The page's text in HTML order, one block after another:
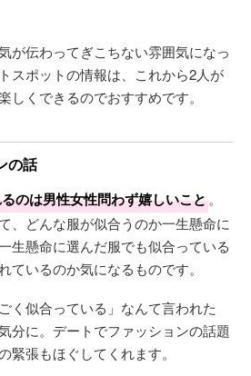
が伝わってぎこちない雰囲気になっ
スポットの情報は、これから2人が
しくできるのでおすすめです。
の話
のは男性女性問わず嬉しいこと。
、どんな服が似合うのか一生懸命に
生懸命に選んだ服でも似合っている
ているのか気になるものです。
く似合っている」なんて言われた
分に。デートでファッションの話題
緊張もほぐしてくれます。